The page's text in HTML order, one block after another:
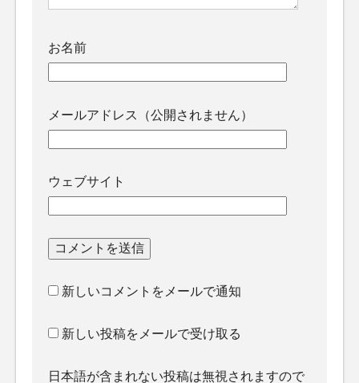
お名前
メールアドレス（公開されません）
ウェブサイト
新しいコメントをメールで通知
新しい投稿をメールで受け取る
日本語が含まれない投稿は無視されますので